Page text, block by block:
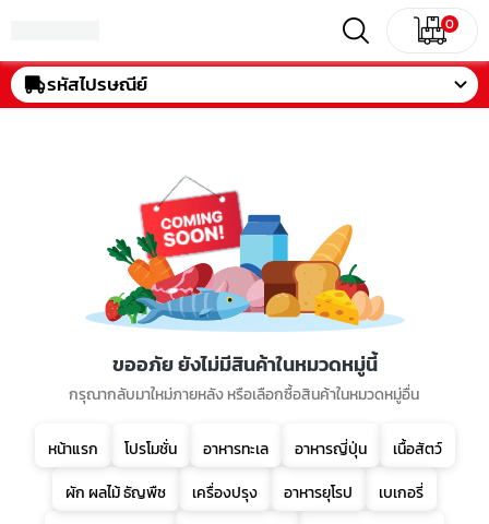
0
รหัสไปรษณีย์
ขออภัย ยังไม่มีสินค้าในหมวดหมู่นี้
กรุณากลับมาใหม่ภายหลัง หรือเลือกซื้อสินค้าในหมวดหมู่อื่น
หน้าแรก โปรโมชั่น อาหารทะเล อาหารญี่ปุ่น
เนื้อสัตว์
ผัก ผลไม้ ธัญพืช
เครื่องปรุง อาหารยุโรป
เบเกอรี่